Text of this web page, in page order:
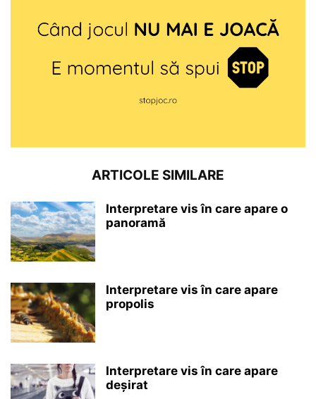
ARTICOLE SIMILARE
Interpretare vis în care apare o
panoramă
Interpretare vis în care apare
propolis
Interpretare vis în care apare
deșirat